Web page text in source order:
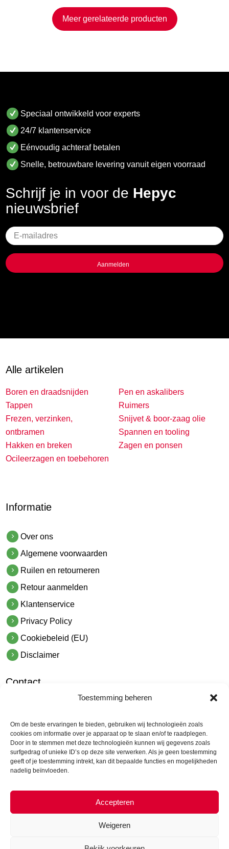
Toestemming beheren
Om de beste ervaringen te bieden, gebruiken wij technologieën zoals
cookies om informatie over je apparaat op te slaan en/of te raadplegen.
Door in te stemmen met deze technologieën kunnen wij gegevens zoals
surfgedrag of unieke ID’s op deze site verwerken. Als je geen toestemming
geeft of je toestemming intrekt, kan dit bepaalde functies en mogelijkheden
nadelig beïnvloeden.
Accepteren
Weigeren
Meer gerelateerde producten
Speciaal ontwikkeld voor experts
24/7 klantenservice
Eénvoudig achteraf betalen
Snelle, betrouwbare levering vanuit eigen voorraad
Schrijf je in voor de Hepyc
nieuwsbrief
Geen
titel
Alle artikelen
Boren en draadsnijden
Tappen
Frezen, verzinken,
ontbramen
Hakken en breken
Ocileerzagen en toebehoren
Pen en askalibers
Ruimers
Snijvet & boor-zaag olie
Spannen en tooling
Zagen en ponsen
Informatie
Over ons
Algemene voorwaarden
Ruilen en retourneren
Retour aanmelden
Klantenservice
Privacy Policy
Cookiebeleid (EU)
Disclaimer
Contact
t.0228 53 00 40
e.info@hetindustriehuis.com
KVK 51483904
BTW NL850044522B01